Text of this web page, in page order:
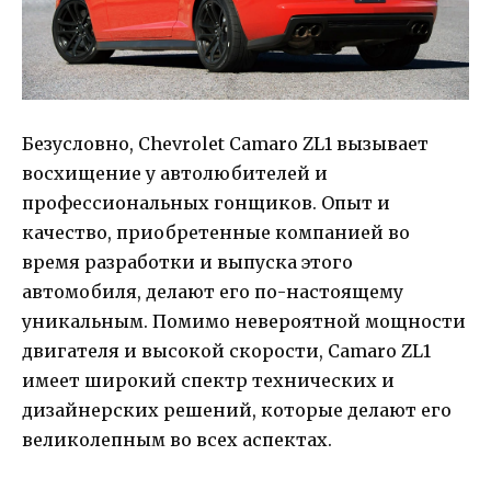
Безусловно, Chevrolet Camaro ZL1 вызывает
восхищение у автолюбителей и
профессиональных гонщиков. Опыт и
качество, приобретенные компанией во
время разработки и выпуска этого
автомобиля, делают его по-настоящему
уникальным. Помимо невероятной мощности
двигателя и высокой скорости, Camaro ZL1
имеет широкий спектр технических и
дизайнерских решений, которые делают его
великолепным во всех аспектах.